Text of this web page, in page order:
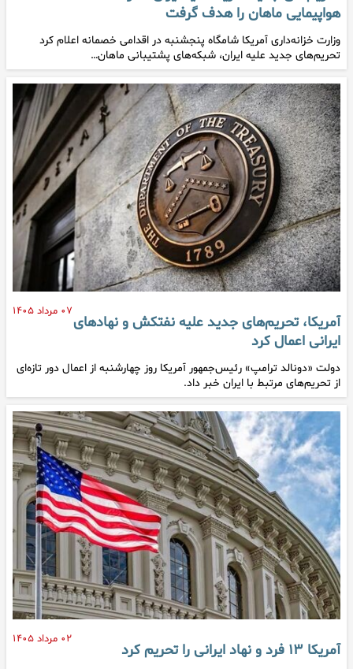
هواپیمایی ماهان را هدف گرفت
وزارت خزانه‌داری آمریکا شامگاه پنجشنبه در اقدامی خصمانه اعلام کرد
تحریم‌های جدید علیه ایران، شبکه‌های پشتیبانی ماهان…
۰۷ مرداد ۱۴۰۵
آمریکا، تحریم‌های جدید علیه نفتکش و نهادهای
ایرانی اعمال کرد
دولت «دونالد ترامپ» رئیس‌جمهور آمریکا روز چهارشنبه از اعمال دور تازه‌ای
از تحریم‌های مرتبط با ایران خبر داد.
۰۲ مرداد ۱۴۰۵
آمریکا ۱۳ فرد و نهاد ایرانی را تحریم کرد